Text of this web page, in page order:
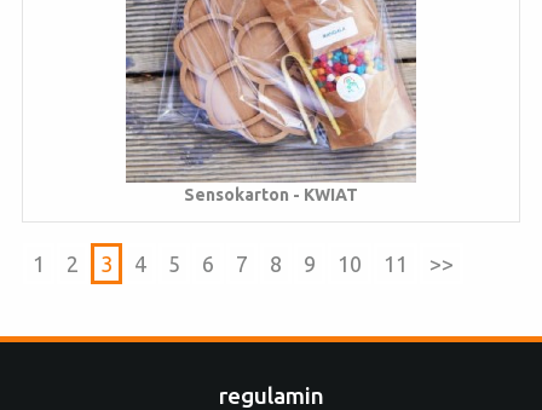
Sensokarton - KWIAT
1 2 3 4 5 6 7 8 9 10 11 >>
regulamin